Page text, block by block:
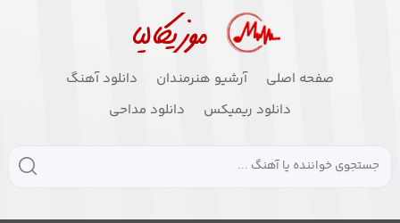
صفحه اصلی آرشیو هنرمندان
دانلود آهنگ
دانلود ریمیکس
دانلود مداحی